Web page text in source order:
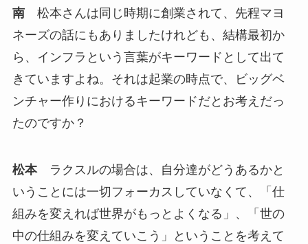
南松本さんは同じ時期に創業されて、先程マヨ
ネーズの話にもありましたけれども、結構最初か
ら、インフラという言葉がキーワードとして出て
きていますよね。それは起業の時点で、ビッグベ
ンチャー作りにおけるキーワードだとお考えだっ
たのですか？
松本ラクスルの場合は、自分達がどうあるかと
いうことには一切フォーカスしていなくて、「仕
組みを変えれば世界がもっとよくなる」、「世の
中の仕組みを変えていこう」ということを考えて